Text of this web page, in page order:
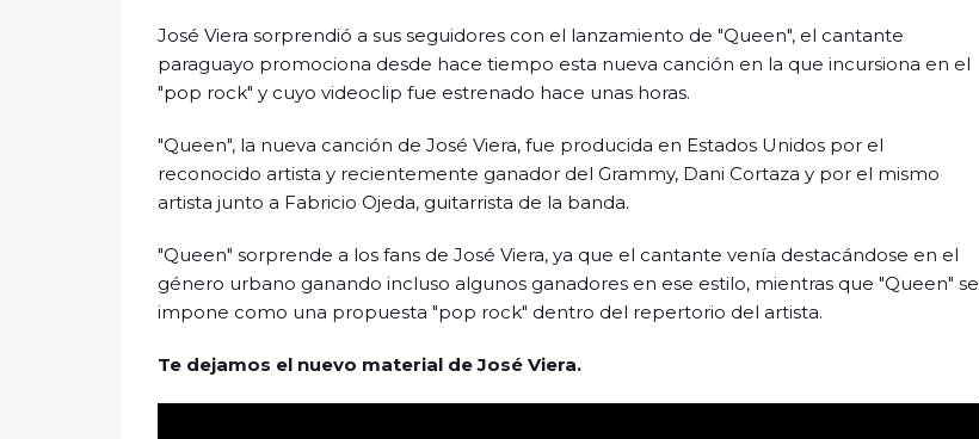
José Viera sorprendió a sus seguidores con el lanzamiento de "Queen", el cantante
paraguayo promociona desde hace tiempo esta nueva canción en la que incursiona en el
"pop rock" y cuyo videoclip fue estrenado hace unas horas.
"Queen", la nueva canción de José Viera, fue producida en Estados Unidos por el
reconocido artista y recientemente ganador del Grammy, Dani Cortaza y por el mismo
artista junto a Fabricio Ojeda, guitarrista de la banda.
"Queen" sorprende a los fans de José Viera, ya que el cantante venía destacándose en el
género urbano ganando incluso algunos ganadores en ese estilo, mientras que "Queen" se
impone como una propuesta "pop rock" dentro del repertorio del artista.
Te dejamos el nuevo material de José Viera.